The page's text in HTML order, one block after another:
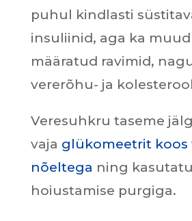
puhul kindlasti
insuliinid, aga ka muud
määratud ravimid,
vererõhu- ja
Veresuhkru taseme
vaja glükomeetrit koos
nõeltega ning
hoiustamise purgiga.